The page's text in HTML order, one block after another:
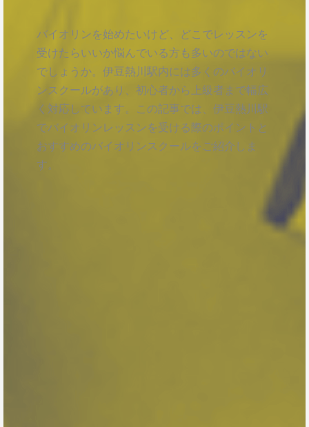
バイオリンを始めたいけど、どこでレッスンを
受けたらいいか悩んでいる方も多いのではない
でしょうか。伊豆熱川駅内には多くのバイオリ
ンスクールがあり、初心者から上級者まで幅広
く対応しています。この記事では、伊豆熱川駅
でバイオリンレッスンを受ける際のポイントと
おすすめのバイオリンスクールをご紹介しま
す。